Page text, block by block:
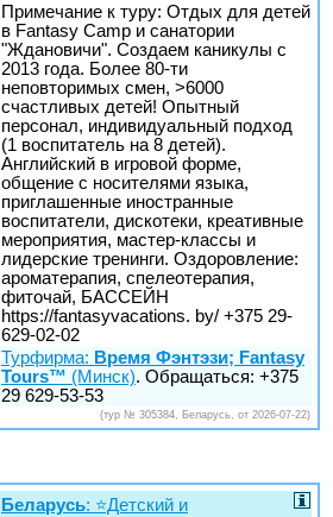
Примечание к туру: Отдых для детей
в Fantasy Camp и санатории
"Ждановичи". Создаем каникулы с
2013 года. Более 80-ти
неповторимых смен, >6000
счастливых детей! Опытный
персонал, индивидуальный подход
(1 воспитатель на 8 детей).
Английский в игровой форме,
общение с носителями языка,
приглашенные иностранные
воспитатели, дискотеки, креативные
мероприятия, мастер-классы и
лидерские тренинги. Оздоровление:
ароматерапия, спелеотерапия,
фиточай, БАССЕЙН
https://fantasyvacations. by/ +375 29-
629-02-02
Турфирма: Время Фэнтэзи; Fantasy
Tours™ (Минск). Обращаться: +375
29 629-53-53
(тур № 305384, Беларусь, от 2026-07-22)
Беларусь: ⭐️Детский и